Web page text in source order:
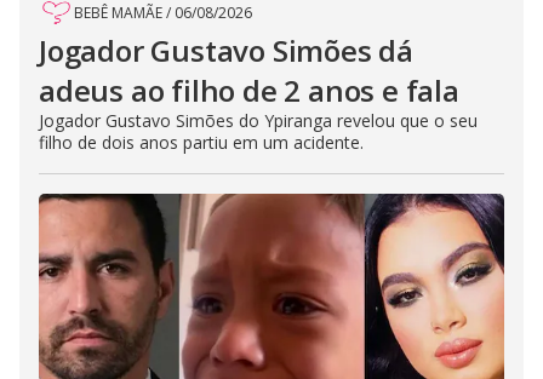
BEBÊ MAMÃE/ 06/08/2026
Jogador Gustavo Simões dá
adeus ao filho de 2 anos e fala
Jogador Gustavo Simões do Ypiranga revelou que o seu
filho de dois anos partiu em um acidente.